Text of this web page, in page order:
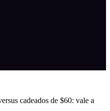
cadeados de $60: vale a